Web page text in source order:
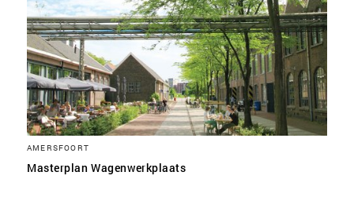
AMERSFOORT
Masterplan Wagenwerkplaats